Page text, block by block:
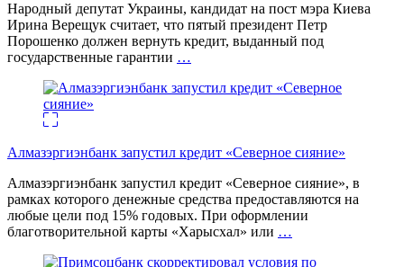
Народный депутат Украины, кандидат на пост мэра Киева
Ирина Верещук считает, что пятый президент Петр
Порошенко должен вернуть кредит, выданный под
государственные гарантии …
Алмазэргиэнбанк запустил кредит «Северное сияние»
Алмазэргиэнбанк запустил кредит «Северное сияние», в
рамках которого денежные средства предоставляются на
любые цели под 15% годовых. При оформлении
благотворительной карты «Харысхал» или …